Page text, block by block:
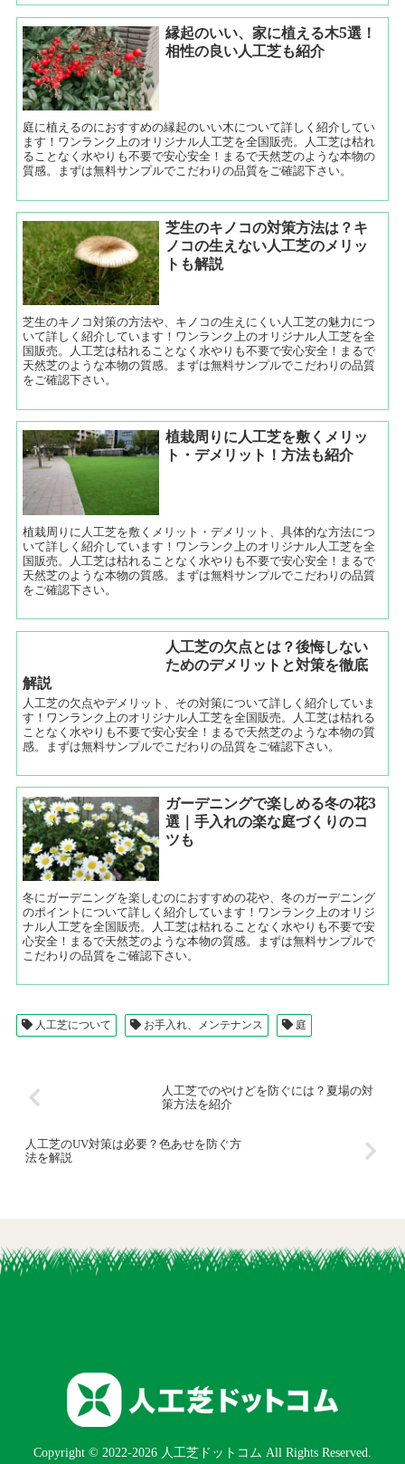
縁起のいい、家に植える木5選！
相性の良い人工芝も紹介
庭に植えるのにおすすめの縁起のいい木について詳しく紹介してい
ます！ワンランク上のオリジナル人工芝を全国販売。人工芝は枯れ
ることなく水やりも不要で安心安全！まるで天然芝のような本物の
質感。まずは無料サンプルでこだわりの品質をご確認下さい。
芝生のキノコの対策方法は？キ
ノコの生えない人工芝のメリッ
トも解説
芝生のキノコ対策の方法や、キノコの生えにくい人工芝の魅力につ
いて詳しく紹介しています！ワンランク上のオリジナル人工芝を全
国販売。人工芝は枯れることなく水やりも不要で安心安全！まるで
天然芝のような本物の質感。まずは無料サンプルでこだわりの品質
をご確認下さい。
植栽周りに人工芝を敷くメリッ
ト・デメリット！方法も紹介
植栽周りに人工芝を敷くメリット・デメリット、具体的な方法につ
いて詳しく紹介しています！ワンランク上のオリジナル人工芝を全
国販売。人工芝は枯れることなく水やりも不要で安心安全！まるで
天然芝のような本物の質感。まずは無料サンプルでこだわりの品質
をご確認下さい。
人工芝の欠点とは？後悔しない
ためのデメリットと対策を徹底
解説
人工芝の欠点やデメリット、その対策について詳しく紹介していま
す！ワンランク上のオリジナル人工芝を全国販売。人工芝は枯れる
ことなく水やりも不要で安心安全！まるで天然芝のような本物の質
感。まずは無料サンプルでこだわりの品質をご確認下さい。
ガーデニングで楽しめる冬の花3
選｜手入れの楽な庭づくりのコ
ツも
冬にガーデニングを楽しむのにおすすめの花や、冬のガーデニング
のポイントについて詳しく紹介しています！ワンランク上のオリジ
ナル人工芝を全国販売。人工芝は枯れることなく水やりも不要で安
心安全！まるで天然芝のような本物の質感。まずは無料サンプルで
こだわりの品質をご確認下さい。
人工芝について お手入れ、メンテナンス 庭
人工芝でのやけどを防ぐには？夏場の対
策方法を紹介
人工芝のUV対策は必要？色あせを防ぐ方
法を解説
Copyright © 2022-2026 人工芝ドットコム All Rights Reserved.